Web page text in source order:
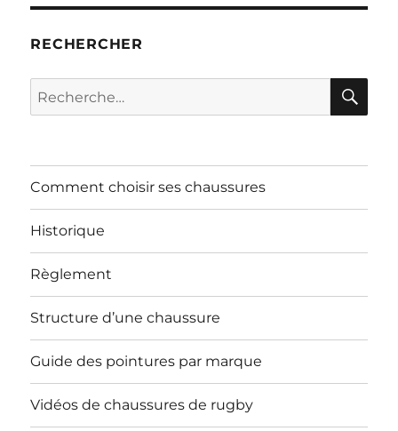
RECHERCHER
Recherche
pour :
Comment choisir ses chaussures
Historique
Règlement
Structure d’une chaussure
Guide des pointures par marque
Vidéos de chaussures de rugby